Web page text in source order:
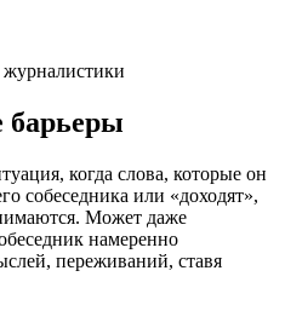
когда слова, которые он
собеседника или «доходят»,
Может даже
намеренно
переживаний, ставя